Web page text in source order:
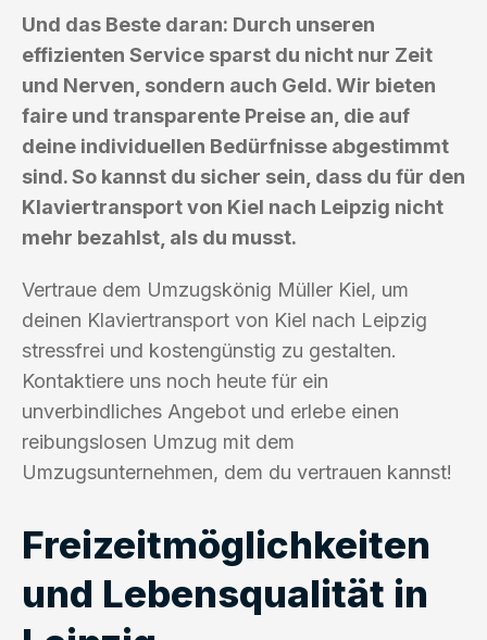
Und das Beste daran: Durch unseren
effizienten Service sparst du nicht nur Zeit
und Nerven, sondern auch Geld. Wir bieten
faire und transparente Preise an, die auf
deine individuellen Bedürfnisse abgestimmt
sind. So kannst du sicher sein, dass du für den
Klaviertransport von Kiel nach Leipzig nicht
mehr bezahlst, als du musst.
Vertraue dem Umzugskönig Müller Kiel, um
deinen Klaviertransport von Kiel nach Leipzig
stressfrei und kostengünstig zu gestalten.
Kontaktiere uns noch heute für ein
unverbindliches Angebot und erlebe einen
reibungslosen Umzug mit dem
Umzugsunternehmen, dem du vertrauen kannst!
Freizeitmöglichkeiten
und Lebensqualität in